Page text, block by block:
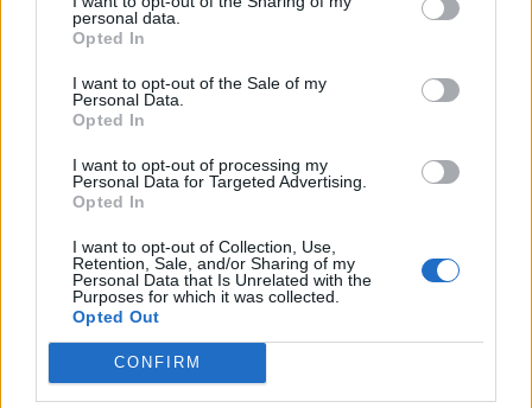
personal data.
Opted In
I want to opt-out of the Sale of my
Personal Data.
Opted In
I want to opt-out of processing my
Personal Data for Targeted Advertising.
Opted In
I want to opt-out of Collection, Use,
Retention, Sale, and/or Sharing of my
Personal Data that Is Unrelated with the
Purposes for which it was collected.
Opted Out
CONFIRM
Πλατφόρμα ECA: Η
τεχνολογική καρδιά του
smart #2
κάτω από το αμάξωμά του ένα τεχνολογικό
οπλοστάσιο που αναπτύχθηκε εξ ολοκλήρου από τη
smart. Πρόκειται για τηνολοκαίνουργια πλατφόρμα
ECA (Electric Compact Architecture)